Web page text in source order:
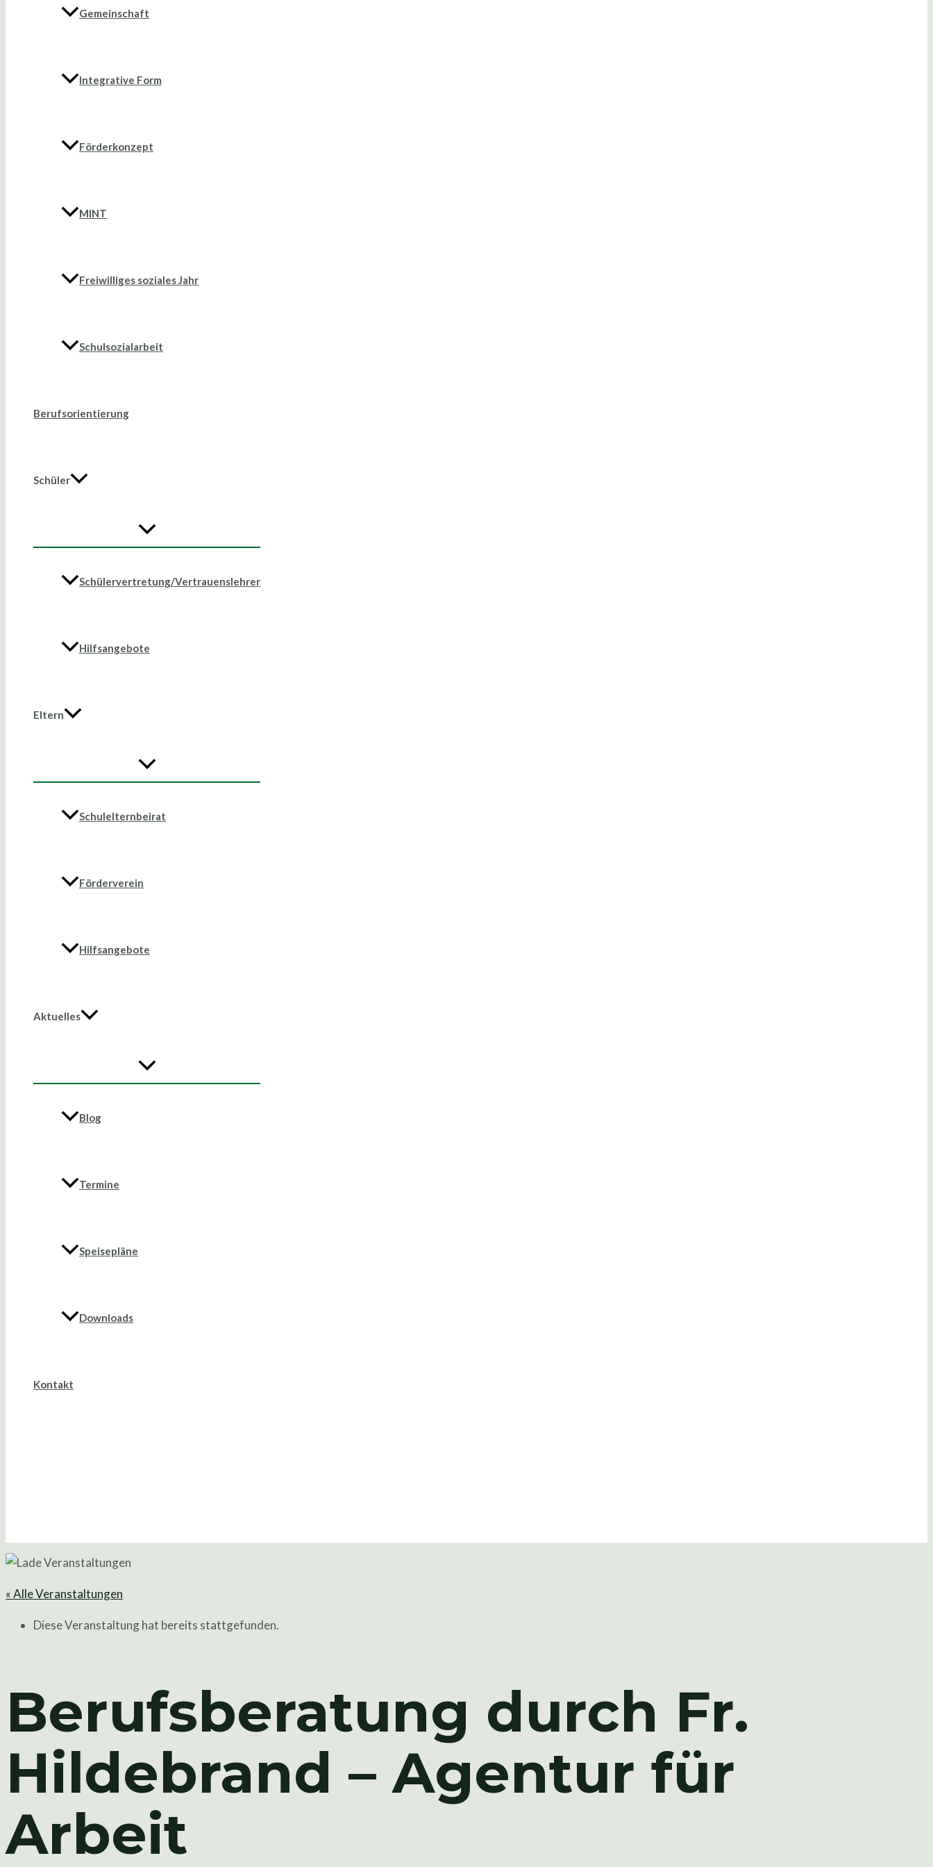
Gemeinschaft
Integrative Form
Förderkonzept
MINT
Freiwilliges soziales Jahr
Schulsozialarbeit
Berufsorientierung
Schüler
Schülervertretung/Vertrauenslehrer
Hilfsangebote
Eltern
Schulelternbeirat
Förderverein
Hilfsangebote
Aktuelles
Blog
Termine
Speisepläne
Downloads
Kontakt
« Alle Veranstaltungen
Diese Veranstaltung hat bereits stattgefunden.
Berufsberatung durch Fr.
Hildebrand – Agentur für
Arbeit